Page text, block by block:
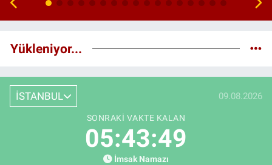
Yükleniyor...
İSTANBUL 09.08.2026
SONRAKI VAKTE KALAN
05:43:48
İmsak Namazı